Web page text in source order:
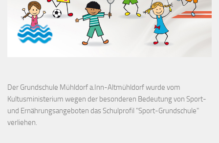
Der Grundschule Mühldorf a.Inn-Altmühldorf wurde vom
Kultusministerium wegen der besonderen Bedeutung von Sport-
und Ernährungsangeboten das Schulprofil "Sport-Grundschule"
verliehen.